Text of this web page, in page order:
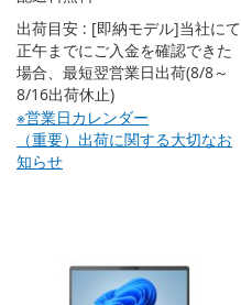
出荷目安 : [即納モデル]当社にて
正午までにご入金を確認できた
場合、最短翌営業日出荷(8/8～
8/16出荷休止)
※営業日カレンダー
（重要）出荷に関する大切なお
知らせ